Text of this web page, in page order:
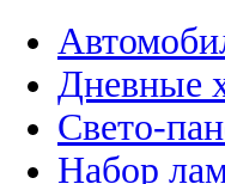
Дневные
Свето-
Набор